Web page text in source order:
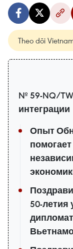
Theo dõi
№ 59-NQ/
интеграции
Опыт
50-летия